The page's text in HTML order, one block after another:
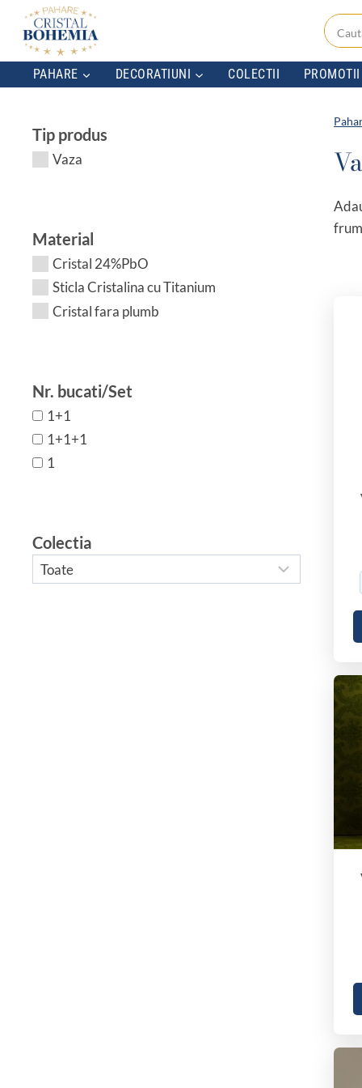
content
PAHARE DECORATIUNI COLECTII PROMOTII
Tip produs
Vaza
Material
Cristal 24%PbO
Sticla Cristalina cu Titanium
Cristal fara plumb
Nr. bucati/Set
1+1
1+1+1
1
Colectia